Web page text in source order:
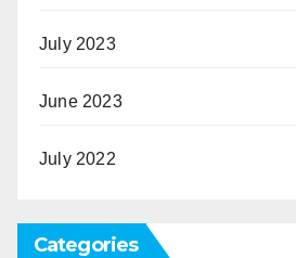
July 2023
June 2023
July 2022
Categories